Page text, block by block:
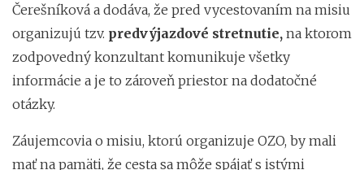
Čerešníková a dodáva, že pred vycestovaním na misiu
organizujú tzv. predvýjazdové stretnutie, na ktorom
zodpovedný konzultant komunikuje všetky
informácie a je to zároveň priestor na dodatočné
otázky.
Záujemcovia o misiu, ktorú organizuje OZO, by mali
mať na pamäti, že cesta sa môže spájať s istými